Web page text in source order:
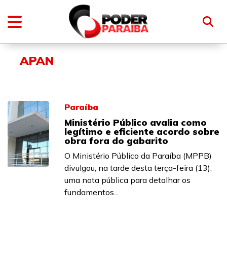
APAN
Paraíba
Ministério Público avalia como
legítimo e eficiente acordo sobre
obra fora do gabarito
O Ministério Público da Paraíba (MPPB)
divulgou, na tarde desta terça-feira (13),
uma nota pública para detalhar os
fundamentos...